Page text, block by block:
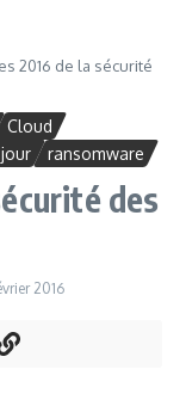
2016 de la sécurité
Cloud
ransomware
des
2016